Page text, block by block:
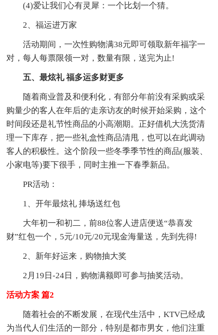
(4)爱让我们心有灵犀：一个比划一个猜。
2、福运进万家
活动期间，一次性购物满38元即可领取新年福字一
对，每人每票限领一对，数量有限，送完为止!
五、最炫礼 福多运多财更多
随着商业普及和便利化，有部分年前没有采购或采
购量少的客人在年后的'走亲访友的时候开始采购，这个
时间段还是礼节性商品的小高潮期。正好借机大洗货清
理一下库存，把一些礼盒性商品清甩，也可以在此调动
客人的积极性。这个阶段一些冬季季节性的商品(服装、
小家电等)要下很手，同时主推一下春季新品。
PR活动：
1、开年最炫礼 捧场送红包
大年初一和初二，前88位客人进店便送“恭喜发
财”红包一个，5元/10元/20元现金海量送，先到先得!
2、新年好运来，购物抽大奖
2月19日-24日，购物满额即可参与抽奖活动。
活动方案 篇2
随着社会的不断发展，在现代生活中，KTV已经成
为当代人们生活的一部分，特别是都市男女，他们注重